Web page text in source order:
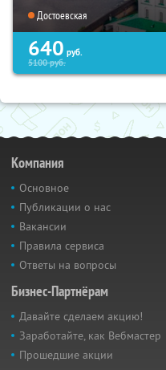
Достоевская
640 руб.
5100руб.
Компания
Основное
Публикации о нас
Вакансии
Правила сервиса
Ответы на вопросы
Бизнес-Партнёрам
Давайте сделаем акцию!
Заработайте, как Вебмастер
Прошедшие акции